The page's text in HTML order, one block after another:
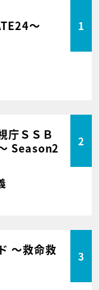
～ 1
庁ＳＳＢ
Season2
2
～救命救
3